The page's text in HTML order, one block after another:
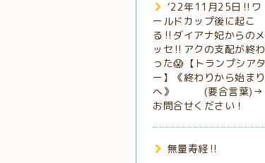
‘22年11月25日‼️ワ
ールドカップ後に起こ
る‼️ダイアナ妃からのメ
ッセ‼️アクの支配が終わ
った😱【トランプシアタ
ー】《終わりから始まり
へ》 (要合言葉)→
お問合せください！
無量寿経‼️